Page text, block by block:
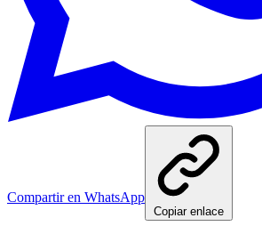
Compartir en WhatsApp
Copiar enlace